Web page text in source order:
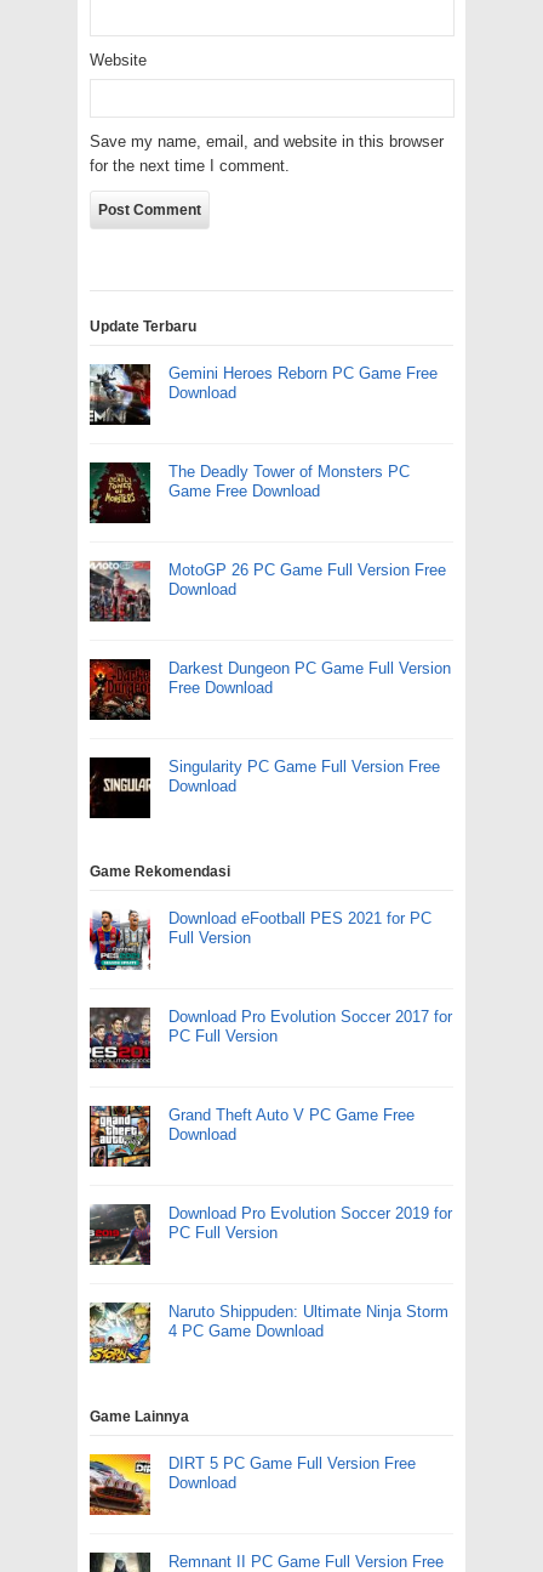
Website
Save my name, email, and website in this browser
for the next time I comment.
Update Terbaru
Gemini Heroes Reborn PC Game Free
Download
The Deadly Tower of Monsters PC
Game Free Download
MotoGP 26 PC Game Full Version Free
Download
Darkest Dungeon PC Game Full Version
Free Download
Singularity PC Game Full Version Free
Download
Game Rekomendasi
Download eFootball PES 2021 for PC
Full Version
Download Pro Evolution Soccer 2017 for
PC Full Version
Grand Theft Auto V PC Game Free
Download
Download Pro Evolution Soccer 2019 for
PC Full Version
Naruto Shippuden: Ultimate Ninja Storm
4 PC Game Download
Game Lainnya
DIRT 5 PC Game Full Version Free
Download
Remnant II PC Game Full Version Free